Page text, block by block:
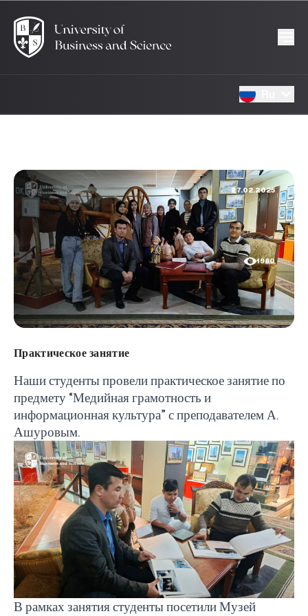
27.02.2025
1980
Практическое занятие
Наши студенты провели практическое занятие по
предмету “Медийная грамотность и
информационная культура” с преподавателем А.
Ашуровым.
В рамках занятия студенты посетили Музей